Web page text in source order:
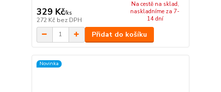
329 Kč/ks
272 Kč bez DPH
Na cestě na sklad,
naskladníme za 7-
14 dní
Přidat do košíku
Novinka